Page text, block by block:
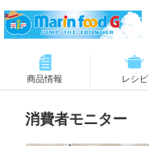
商品情報 レシピ
消費者モニター